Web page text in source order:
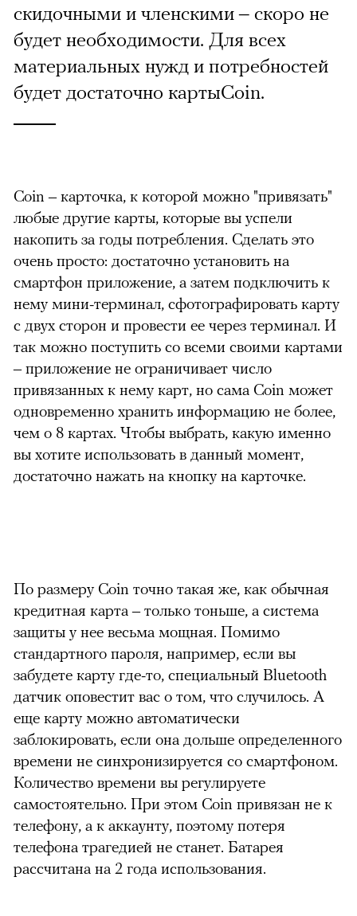
скидочными и членскими – скоро не
будет необходимости. Для всех
материальных нужд и потребностей
будет достаточно картыCoin.
Coin – карточка, к которой можно "привязать"
любые другие карты, которые вы успели
накопить за годы потребления. Сделать это
очень просто: достаточно установить на
смартфон приложение, а затем подключить к
нему мини-терминал, сфотографировать карту
с двух сторон и провести ее через терминал. И
так можно поступить со всеми своими картами
– приложение не ограничивает число
привязанных к нему карт, но сама Coin может
одновременно хранить информацию не более,
чем о 8 картах. Чтобы выбрать, какую именно
вы хотите использовать в данный момент,
достаточно нажать на кнопку на карточке.
По размеру Coin точно такая же, как обычная
кредитная карта – только тоньше, а система
защиты у нее весьма мощная. Помимо
стандартного пароля, например, если вы
забудете карту где-то, специальный Bluetooth
датчик оповестит вас о том, что случилось. А
еще карту можно автоматически
заблокировать, если она дольше определенного
времени не синхронизируется со смартфоном.
Количество времени вы регулируете
самостоятельно. При этом Coin привязан не к
телефону, а к аккаунту, поэтому потеря
телефона трагедией не станет. Батарея
рассчитана на 2 года использования.